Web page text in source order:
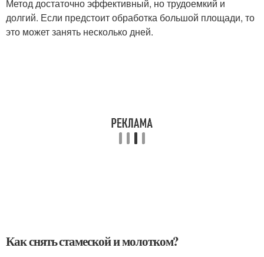
Метод достаточно эффективный, но трудоемкий и
долгий. Если предстоит обработка большой площади, то
это может занять несколько дней.
Как снять стамеской и молотком?